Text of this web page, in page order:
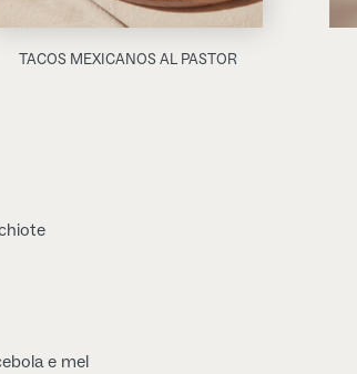
TACOS MEXICANOS AL PASTOR
e mel